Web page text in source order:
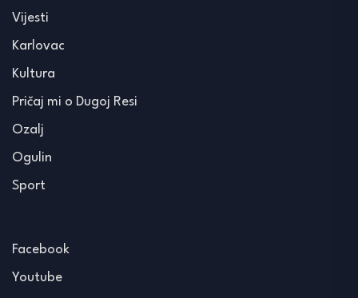
Vijesti
Karlovac
Kultura
Pričaj mi o Dugoj Resi
Ozalj
Ogulin
Sport
Facebook
Youtube